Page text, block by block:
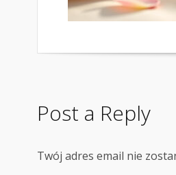
Post a Reply
Twój adres email nie